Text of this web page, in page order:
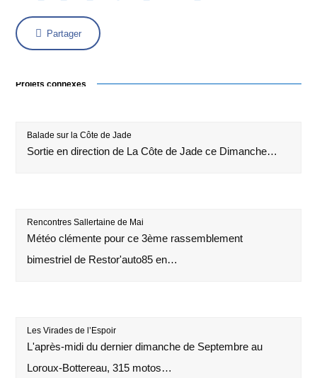
Partager
Projets connexes
Balade sur la Côte de Jade
Sortie en direction de La Côte de Jade ce Dimanche…
Rencontres Sallertaine de Mai
Météo clémente pour ce 3ème rassemblement
bimestriel de Restor'auto85 en…
Les Virades de l’Espoir
L'après-midi du dernier dimanche de Septembre au
Loroux-Bottereau, 315 motos…